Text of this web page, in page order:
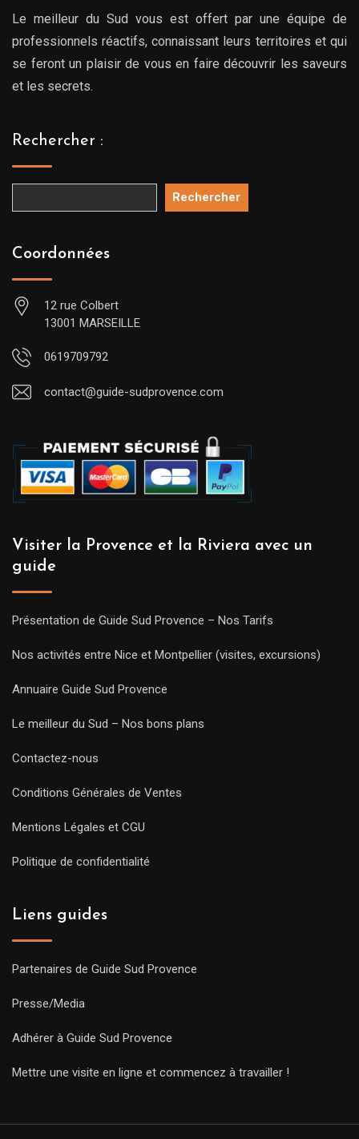
Le meilleur du Sud vous est offert par une équipe de
professionnels réactifs, connaissant leurs territoires et qui
se feront un plaisir de vous en faire découvrir les saveurs
et les secrets.
Rechercher :
Rechercher
Coordonnées
12 rue Colbert
13001 MARSEILLE
0619709792
contact@guide-sudprovence.com
Visiter la Provence et la Riviera avec un
guide
Présentation de Guide Sud Provence – Nos Tarifs
Nos activités entre Nice et Montpellier (visites, excursions)
Annuaire Guide Sud Provence
Le meilleur du Sud – Nos bons plans
Contactez-nous
Conditions Générales de Ventes
Mentions Légales et CGU
Politique de confidentialité
Liens guides
Partenaires de Guide Sud Provence
Presse/Media
Adhérer à Guide Sud Provence
Mettre une visite en ligne et commencez à travailler !